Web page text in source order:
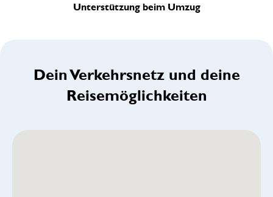
Unterstützung beim Umzug
Dein Verkehrsnetz und deine
Reisemöglichkeiten